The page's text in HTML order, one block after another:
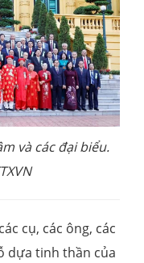
và các đại biểu.
cụ, các ông, các
dựa tinh thần của